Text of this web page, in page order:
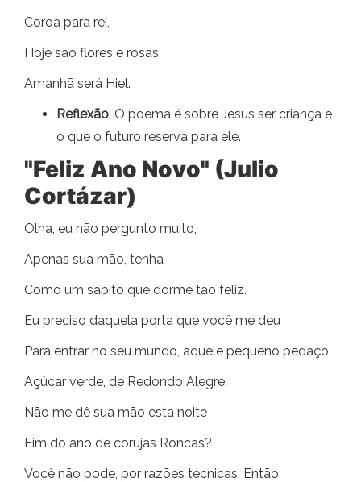
Coroa para rei,
Hoje são flores e rosas,
Amanhã será Hiel.
Reflexão: O poema é sobre Jesus ser criança e
o que o futuro reserva para ele.
"Feliz Ano Novo" (Julio
Cortázar)
Olha, eu não pergunto muito,
Apenas sua mão, tenha
Como um sapito que dorme tão feliz.
Eu preciso daquela porta que você me deu
Para entrar no seu mundo, aquele pequeno pedaço
Açúcar verde, de Redondo Alegre.
Não me dê sua mão esta noite
Fim do ano de corujas Roncas?
Você não pode, por razões técnicas. Então